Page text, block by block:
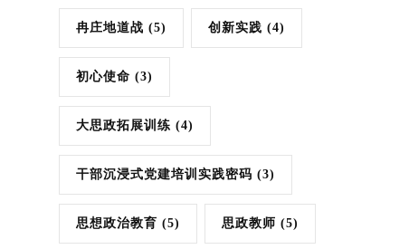
冉庄地道战 (5) 创新实践 (4)
初心使命 (3)
大思政拓展训练 (4)
干部沉浸式党建培训实践密码 (3)
思想政治教育 (5) 思政教师 (5)